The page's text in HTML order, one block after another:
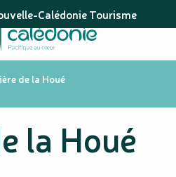
Calédonie Tourisme
de la Houé
la Houé